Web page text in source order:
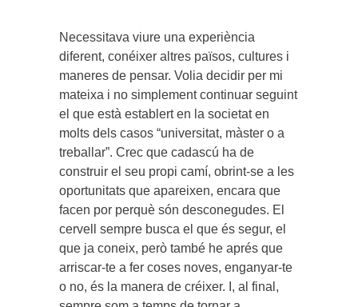
Necessitava viure una experiència
diferent, conéixer altres països, cultures i
maneres de pensar. Volia decidir per mi
mateixa i no simplement continuar seguint
el que està establert en la societat en
molts dels casos “universitat, màster o a
treballar”. Crec que cadascú ha de
construir el seu propi camí, obrint-se a les
oportunitats que apareixen, encara que
facen por perquè són desconegudes. El
cervell sempre busca el que és segur, el
que ja coneix, però també he aprés que
arriscar-te a fer coses noves, enganyar-te
o no, és la manera de créixer. I, al final,